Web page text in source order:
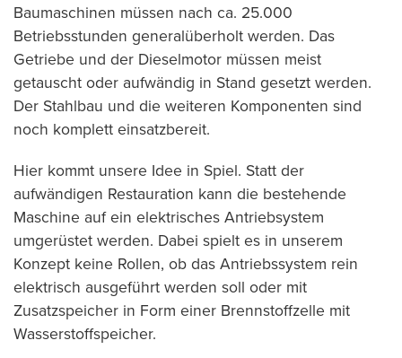
Baumaschinen müssen nach ca. 25.000
Betriebsstunden generalüberholt werden. Das
Getriebe und der Dieselmotor müssen meist
getauscht oder aufwändig in Stand gesetzt werden.
Der Stahlbau und die weiteren Komponenten sind
noch komplett einsatzbereit.
Hier kommt unsere Idee in Spiel. Statt der
aufwändigen Restauration kann die bestehende
Maschine auf ein elektrisches Antriebsystem
umgerüstet werden. Dabei spielt es in unserem
Konzept keine Rollen, ob das Antriebssystem rein
elektrisch ausgeführt werden soll oder mit
Zusatzspeicher in Form einer Brennstoffzelle mit
Wasserstoffspeicher.